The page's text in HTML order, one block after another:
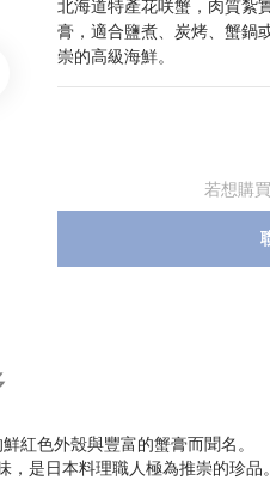
北海道特產花咲蟹，肉質紮
膏，適合鹽煮、炭烤、蟹鍋
崇的高級海鮮。
若想購
紅色外殼與豐富的蟹膏而聞名。
是日本料理職人極為推崇的珍品。